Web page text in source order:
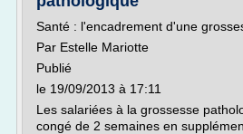
Santé : l'encadrement d'une
Par Estelle Mariotte
Publié
le 19/09/2013 à 17:11
Les salariées à la grossesse
congé de 2 semaines en